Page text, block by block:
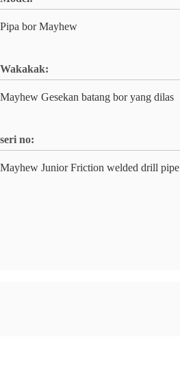
Pipa bor Mayhew
Wakakak:
Mayhew Gesekan batang bor yang dilas
seri no:
Mayhew Junior Friction welded drill pipe